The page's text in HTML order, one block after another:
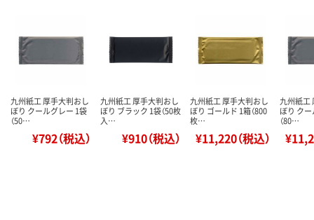
九州紙工 厚手大判おし
ぼり クールグレー 1袋
（50…
¥792（税込）
九州紙工 厚手大判おし
ぼり ブラック 1袋（50枚
入…
¥910（税込）
九州紙工 厚手大判おし
ぼり ゴールド 1箱（800
枚…
¥11,220（税込）
九州紙工
ぼり ク
（80…